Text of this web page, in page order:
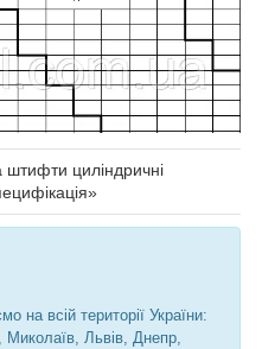
штифти циліндричні
на всій території України:
Миколаїв, Львів, Днепр,